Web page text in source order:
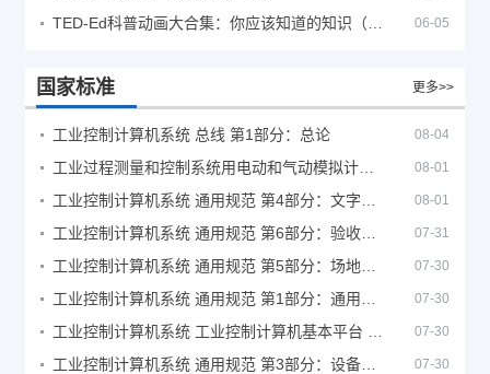
06-05
国家标准 更多>>
工业控制计算机系统 总线 第1部分：总论 08-04
08-01
08-01
07-31
07-30
07-30
07-30
07-30